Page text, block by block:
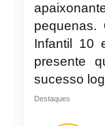
Infantil 10
presente
sucesso
Destaques